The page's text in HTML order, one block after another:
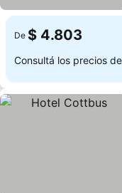
De $ 4.803
Consultá los precios de